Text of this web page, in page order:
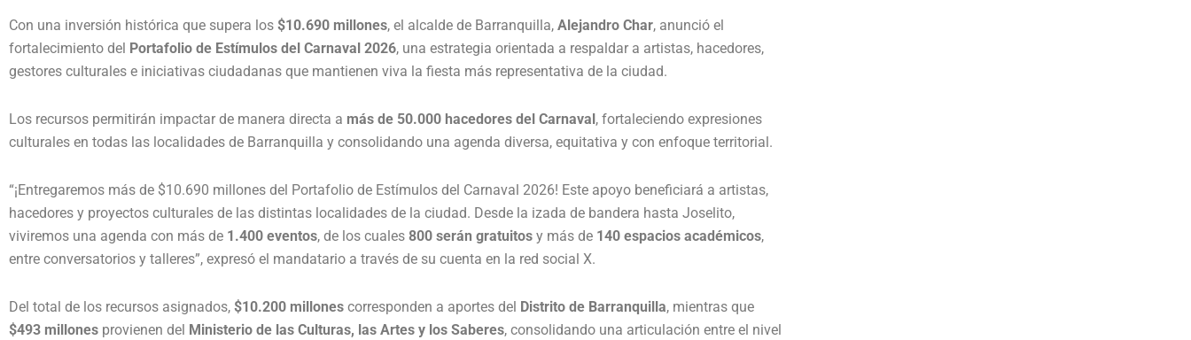
Con una inversión histórica que supera los $10.690 millones, el alcalde de Barranquilla, Alejandro Char, anunció el
fortalecimiento del Portafolio de Estímulos del Carnaval 2026, una estrategia orientada a respaldar a artistas, hacedores,
gestores culturales e iniciativas ciudadanas que mantienen viva la fiesta más representativa de la ciudad.
Los recursos permitirán impactar de manera directa a más de 50.000 hacedores del Carnaval , fortaleciendo expresiones
culturales en todas las localidades de Barranquilla y consolidando una agenda diversa, equitativa y con enfoque territorial.
“¡Entregaremos más de $10.690 millones del Portafolio de Estímulos del Carnaval 2026! Este apoyo beneficiará a artistas,
hacedores y proyectos culturales de las distintas localidades de la ciudad. Desde la izada de bandera hasta Joselito,
viviremos una agenda con más de 1.400 eventos, de los cuales 800 serán gratuitos y más de 140 espacios académicos,
entre conversatorios y talleres”, expresó el mandatario a través de su cuenta en la red social X.
Del total de los recursos asignados, $10.200 millones corresponden a aportes del Distrito de Barranquilla, mientras que
$493 millones provienen del Ministerio de las Culturas, las Artes y los Saberes, consolidando una articulación entre el nivel